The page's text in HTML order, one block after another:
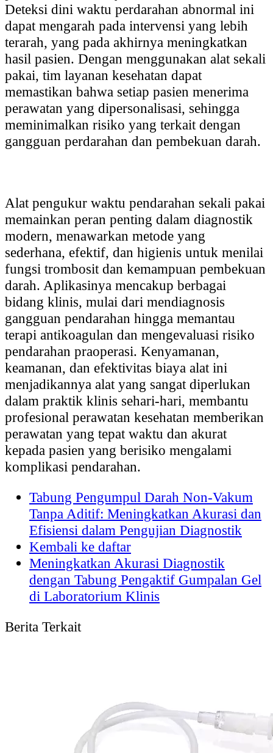
Deteksi dini waktu perdarahan abnormal ini
dapat mengarah pada intervensi yang lebih
terarah, yang pada akhirnya meningkatkan
hasil pasien. Dengan menggunakan alat sekali
pakai, tim layanan kesehatan dapat
memastikan bahwa setiap pasien menerima
perawatan yang dipersonalisasi, sehingga
meminimalkan risiko yang terkait dengan
gangguan perdarahan dan pembekuan darah.
Alat pengukur waktu pendarahan sekali pakai
memainkan peran penting dalam diagnostik
modern, menawarkan metode yang
sederhana, efektif, dan higienis untuk menilai
fungsi trombosit dan kemampuan pembekuan
darah. Aplikasinya mencakup berbagai
bidang klinis, mulai dari mendiagnosis
gangguan pendarahan hingga memantau
terapi antikoagulan dan mengevaluasi risiko
pendarahan praoperasi. Kenyamanan,
keamanan, dan efektivitas biaya alat ini
menjadikannya alat yang sangat diperlukan
dalam praktik klinis sehari-hari, membantu
profesional perawatan kesehatan memberikan
perawatan yang tepat waktu dan akurat
kepada pasien yang berisiko mengalami
komplikasi pendarahan.
Tabung Pengumpul Darah Non-Vakum
Tanpa Aditif: Meningkatkan Akurasi dan
Efisiensi dalam Pengujian Diagnostik
Kembali ke daftar
Meningkatkan Akurasi Diagnostik
dengan Tabung Pengaktif Gumpalan Gel
di Laboratorium Klinis
Berita Terkait